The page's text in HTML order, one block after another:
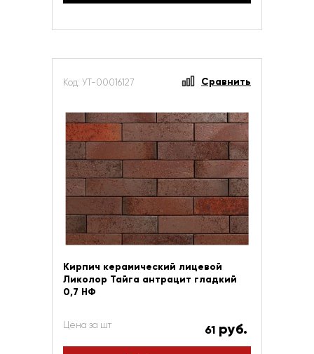
Код: УТ-00016127 Сравнить
Кирпич керамический лицевой
Ликолор Тайга антрацит гладкий
0,7 НФ
Цена за шт 61 руб.